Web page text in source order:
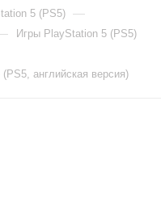
5 (PS5) —
Игры PlayStation 5 (PS5)
английская версия)